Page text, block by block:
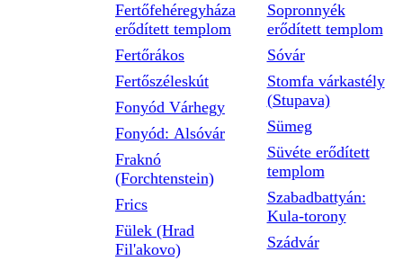
Fertőfehéregyháza
erődített templom
Fertőrákos
Fertőszéleskút
Fonyód Várhegy
Fonyód: Alsóvár
Fraknó
(Forchtenstein)
Frics
Fülek (Hrad
Fil'akovo)
Sopronnyék
erődített templom
Sóvár
Stomfa várkastély
(Stupava)
Sümeg
Süvéte erődített
templom
Szabadbattyán:
Kula-torony
Szádvár